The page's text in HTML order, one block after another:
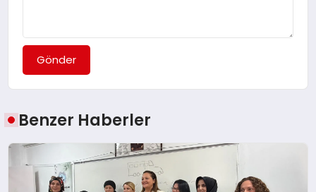
Gönder
Benzer Haberler